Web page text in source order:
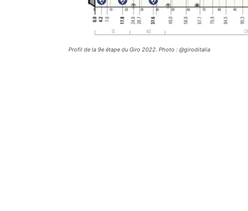
Profil de la 9e étape du Giro 2022. Photo : @giroditalia